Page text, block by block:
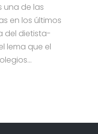
una de las
en los últimos
del dietista-
lema que el